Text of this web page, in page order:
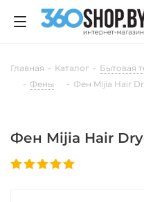
Главная - Каталог - Бытовая
- Фены - Фен Mijia Hair
Фен Mijia Hair